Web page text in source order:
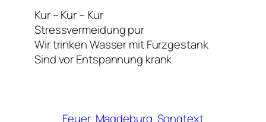
Kur – Kur – Kur
Stressvermeidung pur
Wir trinken Wasser mit Furzgestank
Sind vor Entspannung krank
Feuer Magdeburg Songtext